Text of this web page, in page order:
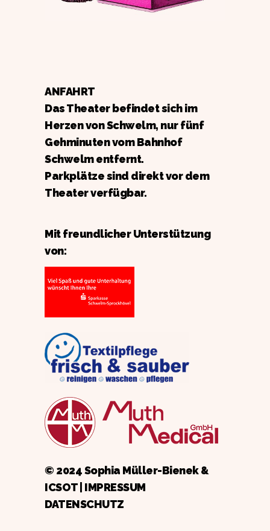
ANFAHRT
Das Theater befindet sich im
Herzen von Schwelm, nur fünf
Gehminuten vom Bahnhof
Schwelm entfernt.
Parkplätze sind direkt vor dem
Theater verfügbar.
Mit freundlicher Unterstützung
von:
© 2024 Sophia Müller-Bienek &
ICSOT| IMPRESSUM
DATENSCHUTZ